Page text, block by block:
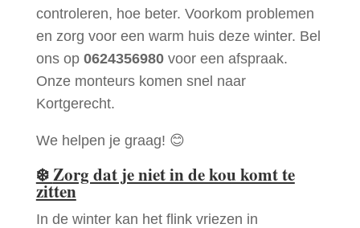
controleren, hoe beter. Voorkom problemen
en zorg voor een warm huis deze winter. Bel
ons op 0624356980voor een afspraak.
Onze monteurs komen snel naar
Kortgerecht.
We helpen je graag! 😊
❄️Zorg dat je niet in de kou komt te
zitten
In de winter kan het flink vriezen in